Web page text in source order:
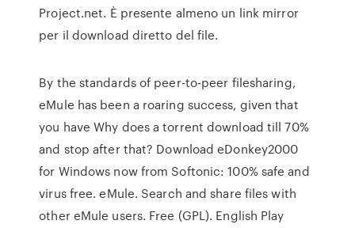
Project.net. È presente almeno un link mirror
per il download diretto del file.
By the standards of peer-to-peer filesharing,
eMule has been a roaring success, given that
you have Why does a torrent download till 70%
and stop after that? Download eDonkey2000
for Windows now from Softonic: 100% safe and
virus free. eMule. Search and share files with
other eMule users. Free (GPL). English Play